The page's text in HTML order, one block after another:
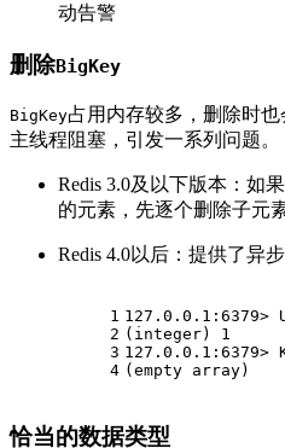
动告警
删除BigKey
BigKey占用内存较多，删除时
主线程阻塞，引发一系列问题。
Redis 3.0及以下版本：如
的元素，先逐个删除子元
Redis 4.0以后：提供了异
1
2
3
4
127.0.0.1:6379>
( integer) 1
127.0.0.1:6379>
(empty array)
恰当的数据类型